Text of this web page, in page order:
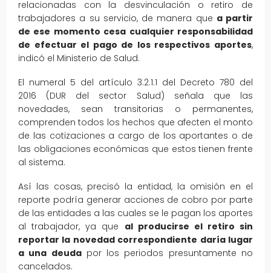
relacionadas con la desvinculación o retiro de
trabajadores a su servicio, de manera que a partir
de ese momento cesa cualquier responsabilidad
de efectuar el pago de los respectivos aportes,
indicó el Ministerio de Salud.
El numeral 5 del artículo 3.2.1.1 del Decreto 780 del
2016 (DUR del sector Salud) señala que las
novedades, sean transitorias o permanentes,
comprenden todos los hechos que afecten el monto
de las cotizaciones a cargo de los aportantes o de
las obligaciones económicas que estos tienen frente
al sistema.
Así las cosas, precisó la entidad, la omisión en el
reporte podría generar acciones de cobro por parte
de las entidades a las cuales se le pagan los aportes
al trabajador, ya que al producirse el retiro sin
reportar la novedad correspondiente daría lugar
a una deudapor los periodos presuntamente no
cancelados.